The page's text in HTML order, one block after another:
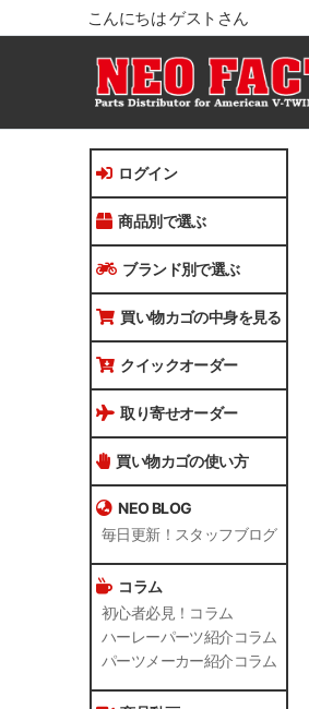
こんにちは ゲストさん
ログイン
商品別で選ぶ
ブランド別で選ぶ
買い物カゴの中身を見る
クイックオーダー
取り寄せオーダー
買い物カゴの使い方
NEO BLOG
毎日更新！スタッフブログ
コラム
初心者必見！コラム
ハーレーパーツ紹介コラム
パーツメーカー紹介コラム